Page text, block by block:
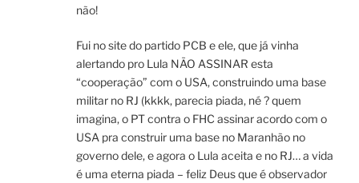
não!
Fui no site do partido PCB e ele, que já vinha
alertando pro Lula NÃO ASSINAR esta
“cooperação” com o USA, construindo uma base
militar no RJ (kkkk, parecia piada, né ? quem
imagina, o PT contra o FHC assinar acordo com o
USA pra construir uma base no Maranhão no
governo dele, e agora o Lula aceita e no RJ… a vida
é uma eterna piada – feliz Deus que é observador